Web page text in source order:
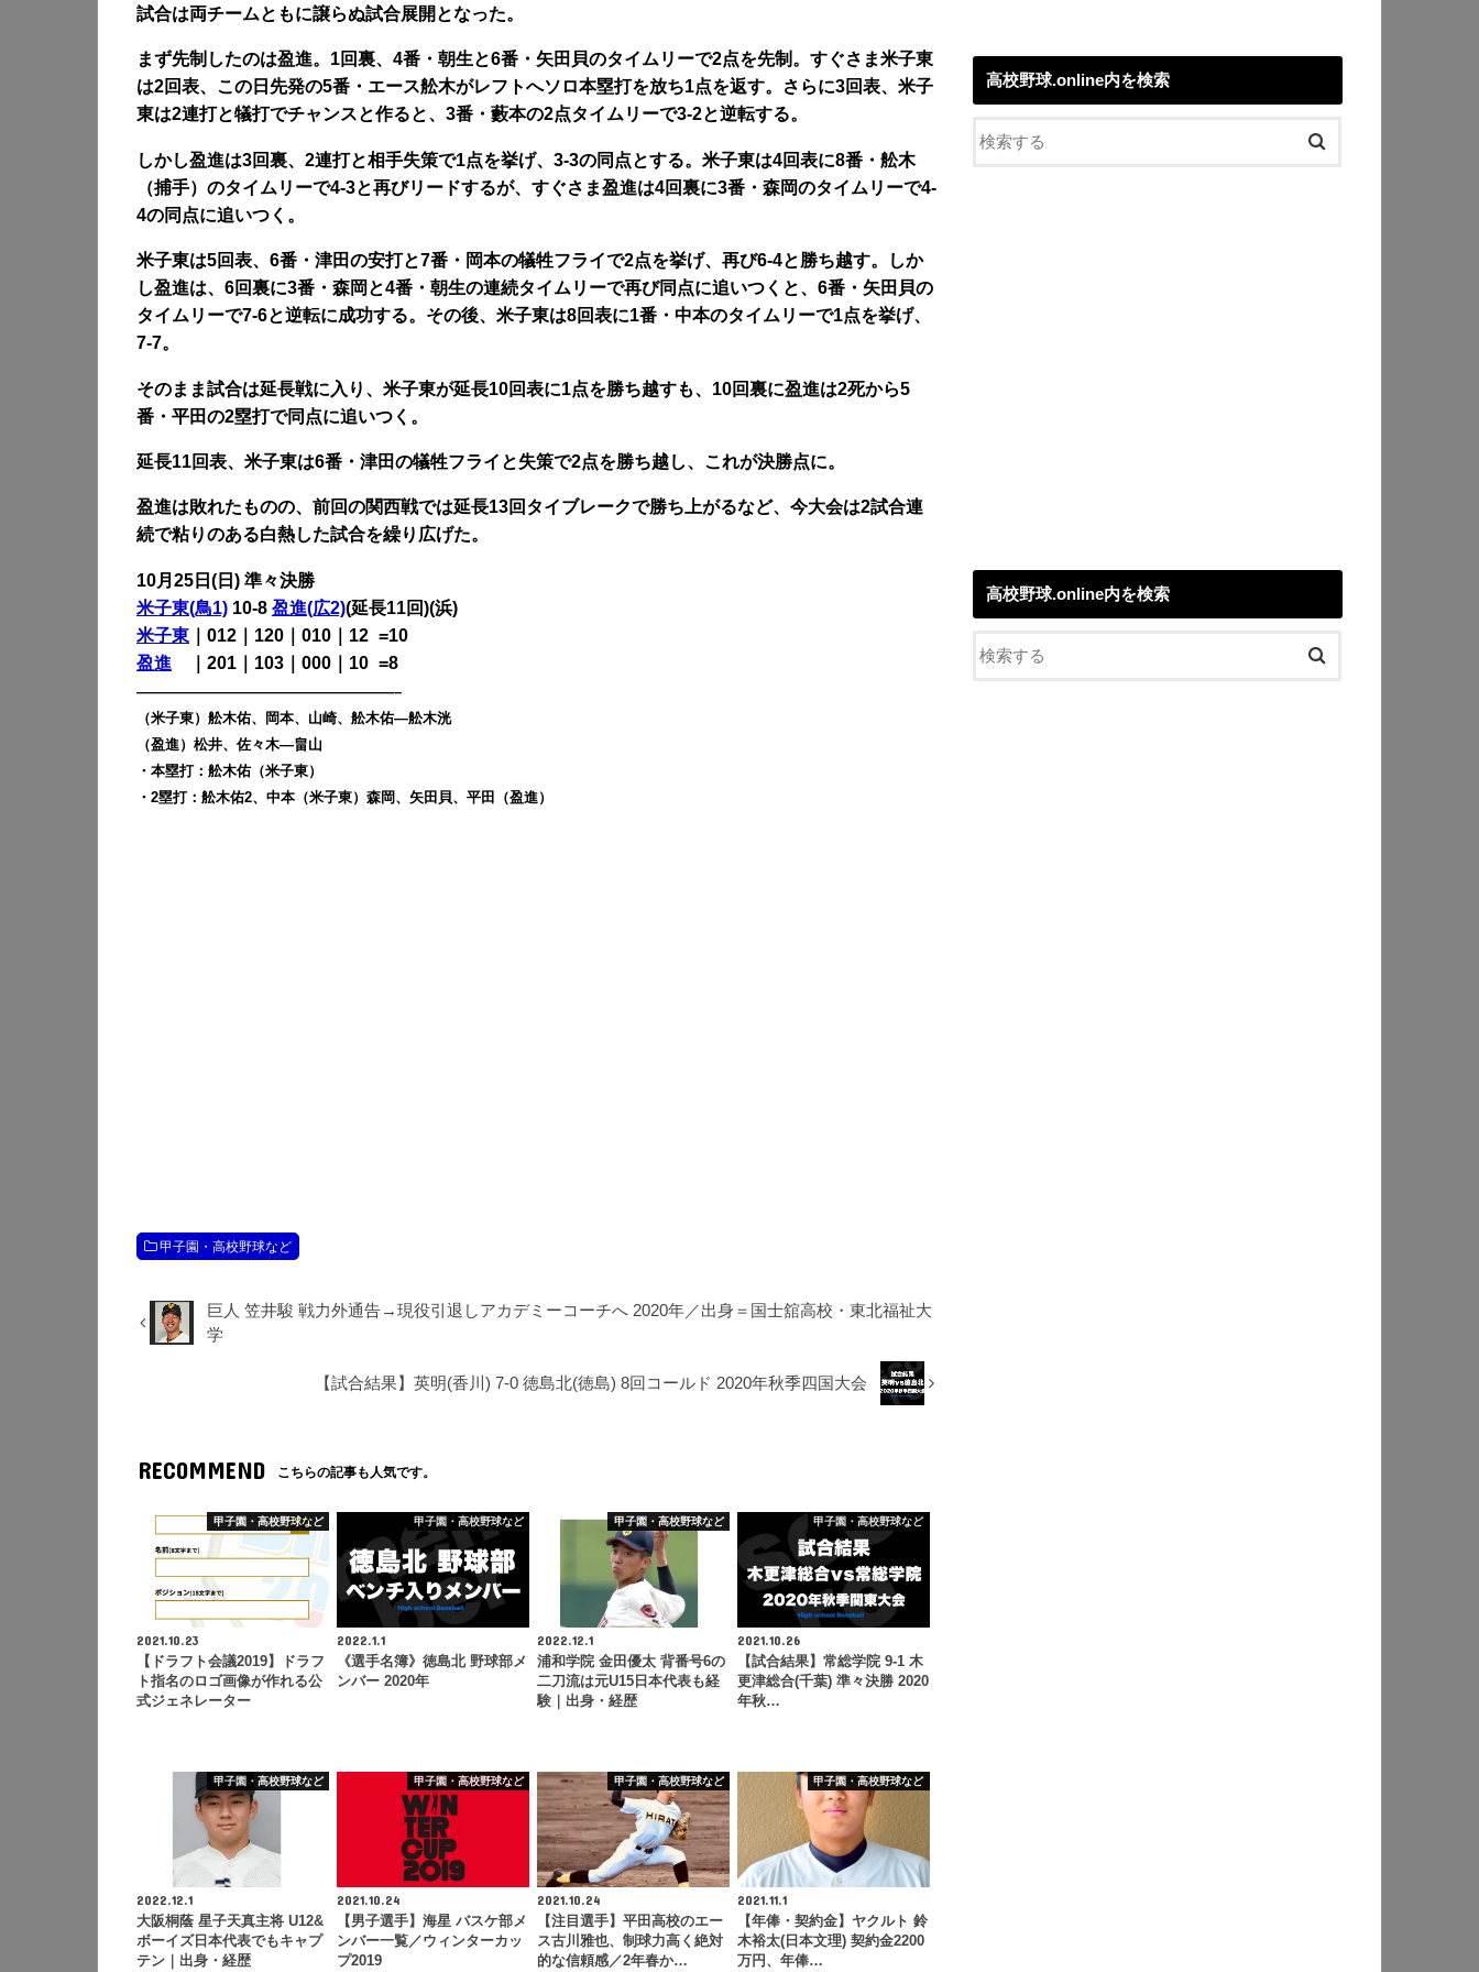
試合は両チームともに譲らぬ試合展開となった。
まず先制したのは盈進。1回裏、4番・朝生と6番・矢田貝のタイムリーで2点を先制。すぐさま米子東
は2回表、この日先発の5番・エース舩木がレフトへソロ本塁打を放ち1点を返す。さらに3回表、米子
東は2連打と犠打でチャンスと作ると、3番・藪本の2点タイムリーで3-2と逆転する。
しかし盈進は3回裏、2連打と相手失策で1点を挙げ、3-3の同点とする。米子東は4回表に8番・舩木
（捕手）のタイムリーで4-3と再びリードするが、すぐさま盈進は4回裏に3番・森岡のタイムリーで4-
4の同点に追いつく。
米子東は5回表、6番・津田の安打と7番・岡本の犠牲フライで2点を挙げ、再び6-4と勝ち越す。しか
し盈進は、6回裏に3番・森岡と4番・朝生の連続タイムリーで再び同点に追いつくと、6番・矢田貝の
タイムリーで7-6と逆転に成功する。 その後、米子東は8回表に1番・中本のタイムリーで1点を挙げ、
7-7。
そのまま試合は延長戦に入り、米子東が延長10回表に1点を勝ち越すも、10回裏に盈進は2死から5
番・平田の2塁打で同点に追いつく。
延長11回表、米子東は6番・津田の犠牲フライと失策で2点を勝ち越し、これが決勝点に。
盈進は敗れたものの、前回の関西戦では延長13回タイブレークで勝ち上がるなど、今大会は2試合連
続で粘りのある白熱した試合を繰り広げた。
10月25日(日) 準々決勝
米子東(鳥1) 10-8 盈進(広2)(延長11回)(浜)
米子東 ｜012｜120｜010｜12 =10
盈進
｜201｜103｜000｜10 =8
——————————————————–
（米子東）舩木佑、岡本、山崎、舩木佑―舩木洸
（盈進）松井、佐々木―畠山
・本塁打：舩木佑（米子東）
・2塁打：舩木佑2、中本（米子東）森岡、矢田貝、平田（盈進）
甲子園・高校野球など
巨人 笠井駿 戦力外通告→現役引退しアカデミーコーチへ 2020年／出身＝国士舘高校・東北福祉大
学
【試合結果】英明(香川) 7-0 徳島北(徳島) 8回コールド 2020年秋季四国大会
RECOMMEND こちらの記事も人気です。
甲子園・高校野球など
2021.10.23
【ドラフト会議2019】ドラフ
ト指名のロゴ画像が作れる公
式ジェネレーター
甲子園・高校野球など
2022.1.1
《選手名簿》徳島北 野球部メ
ンバー 2020年
甲子園・高校野球など
2022.12.1
浦和学院 金田優太 背番号6の
二刀流は元U15日本代表も経
験｜出身・経歴
甲子園・高校野球など
2021.10.26
【試合結果】常総学院 9-1 木
更津総合(千葉) 準々決勝 2020
年秋…
甲子園・高校野球など
2022.12.1
大阪桐蔭 星子天真主将 U12&
ボーイズ日本代表でもキャプ
テン｜出身・経歴
甲子園・高校野球など
2021.10.24
【男子選手】海星 バスケ部メ
ンバー一覧／ウィンターカッ
プ2019
甲子園・高校野球など
2021.10.24
【注目選手】平田高校のエー
ス古川雅也、制球力高く絶対
的な信頼感／2年春か…
甲子園・高校野球など
2021.11.1
【年俸・契約金】ヤクルト 鈴
木裕太(日本文理) 契約金2200
万円、年俸…
高校野球.online内を検索
高校野球.online内を検索